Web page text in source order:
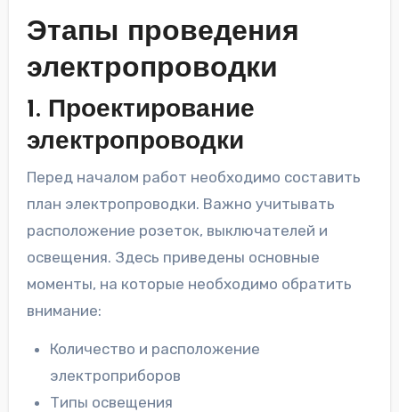
Этапы проведения
электропроводки
1. Проектирование
электропроводки
Перед началом работ необходимо составить
план электропроводки. Важно учитывать
расположение розеток, выключателей и
освещения. Здесь приведены основные
моменты, на которые необходимо обратить
внимание:
Количество и расположение
электроприборов
Типы освещения